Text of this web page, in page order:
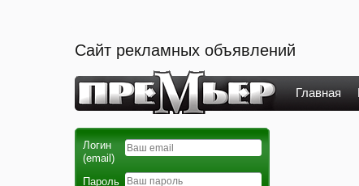
Сайт рекламных объявлений
Главная
Логин
(email)
Пароль